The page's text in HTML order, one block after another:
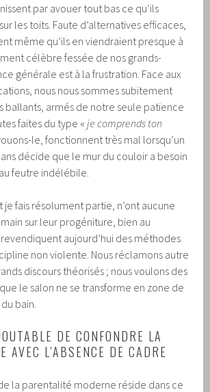
par avouer tout bas ce qu’ils
les toits. Faute d’alternatives efficaces,
même qu’ils en viendraient presque à
célèbre fessée de nos grands-
générale est à la frustration. Face aux
nous nous sommes subitement
ballants, armés de notre seule patience
faites du type « je comprends ton
le, fonctionnent très mal lorsqu’un
décide que le mur du couloir a besoin
feutre indélébile.
je fais résolument partie, n’ont aucune
sur leur progéniture, bien au
revendiquent aujourd’hui des méthodes
non violente. Nous réclamons autre
discours théorisés ; nous voulons des
le salon ne se transforme en zone de
bain.
DE CONFONDRE LA
AVEC L’ABSENCE DE CADRE
la parentalité moderne réside dans ce